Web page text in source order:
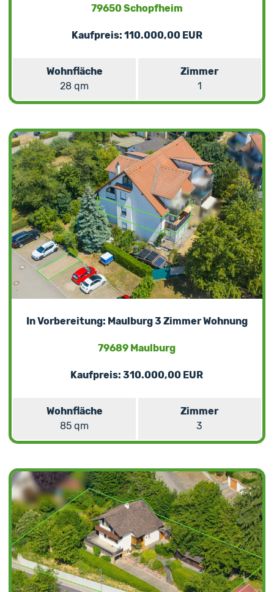
79650 Schopfheim
Kaufpreis: 110.000,00 EUR
Wohnfläche
28 qm
Zimmer
1
In Vorbereitung: Maulburg 3 Zimmer Wohnung
79689 Maulburg
Kaufpreis: 310.000,00 EUR
Wohnfläche
85 qm
Zimmer
3